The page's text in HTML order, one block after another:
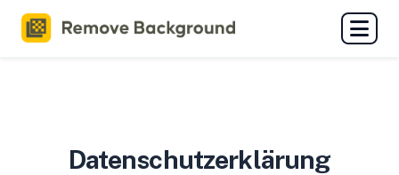
Datenschutzerklärung